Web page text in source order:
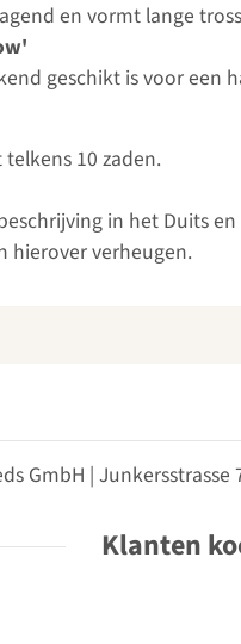
en vormt lange
geschikt is voor een
10 zaden.
in het Duits
hierover verheugen.
GmbH |
Klanten